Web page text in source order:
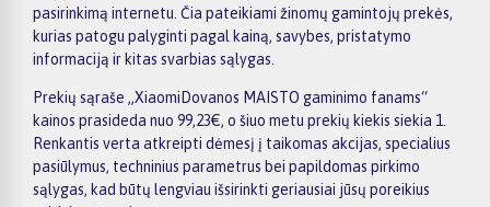
pasirinkimą internetu. Čia pateikiami žinomų gamintojų prekės,
kurias patogu palyginti pagal kainą, savybes, pristatymo
informaciją ir kitas svarbias sąlygas.
Prekių sąraše „XiaomiDovanos MAISTO gaminimo fanams“
kainos prasideda nuo 99,23€, o šiuo metu prekių kiekis siekia 1.
Renkantis verta atkreipti dėmesį į taikomas akcijas, specialius
pasiūlymus, techninius parametrus bei papildomas pirkimo
sąlygas, kad būtų lengviau išsirinkti geriausiai jūsų poreikius